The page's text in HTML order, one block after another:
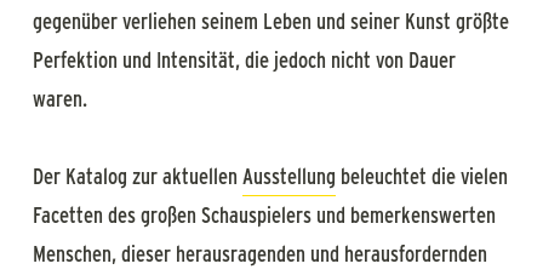
gegenüber verliehen seinem Leben und seiner Kunst größte
Perfektion und Intensität, die jedoch nicht von Dauer
waren.
Der Katalog zur aktuellen Ausstellung beleuchtet die vielen
Facetten des großen Schauspielers und bemerkenswerten
Menschen, dieser herausragenden und herausfordernden